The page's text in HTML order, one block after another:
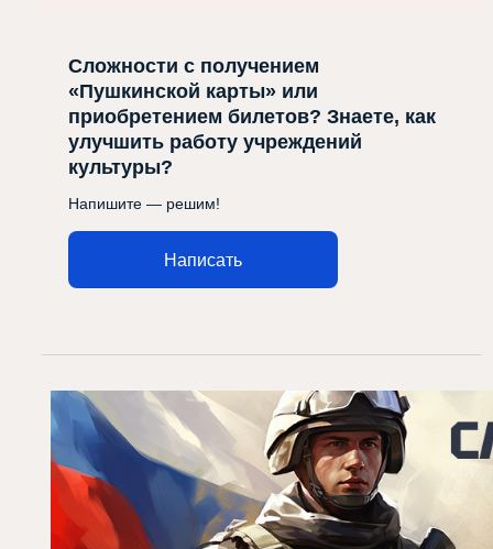
Сложности с получением
«Пушкинской карты» или
приобретением билетов? Знаете, как
улучшить работу учреждений
культуры?
Напишите — решим!
Написать